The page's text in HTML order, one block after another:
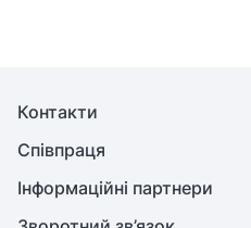
Контакти
Співпраця
Інформаційні партнери